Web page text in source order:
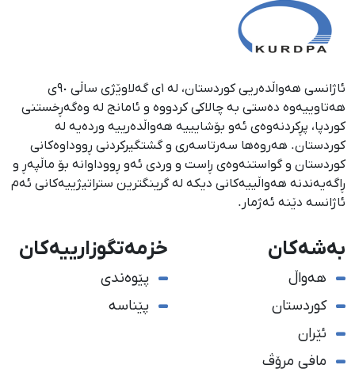
ئاژانسی هەواڵدەریی کوردستان، لە ١ی گەلاوێژی ساڵی ٩٠ی
هەتاوییەوە دەستی بە چالاکی کردووە و ئامانج لە وەگەڕخستنی
كوردپا، پڕكردنەوەی ئەو بۆشایییە هەواڵدەرییە وردەیە لە
كوردستان. هەروەها سەرتاسەری و گشتگیركردنی ڕووداوەكانی
كوردستان و گواستنەوەی ڕاست و وردی ئەو ڕووداوانە بۆ ماڵپەڕ و
ڕاگەیەندنە هەواڵییەكانی دیكە لە گرینگترین ستراتیژییەكانی ئەم
ئاژانسە دێنە ئەژمار.
بەشەکان
هەواڵ
کوردستان
ئێران
مافی مرۆڤ
خزمەتگوزارییەکان
پێوەندی
پێناسە